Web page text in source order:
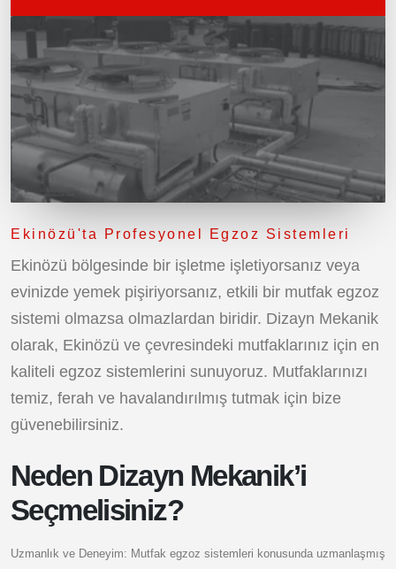
Ekinözü'ta Profesyonel Egzoz Sistemleri
Ekinözü bölgesinde bir işletme işletiyorsanız veya
evinizde yemek pişiriyorsanız, etkili bir mutfak egzoz
sistemi olmazsa olmazlardan biridir. Dizayn Mekanik
olarak, Ekinözü ve çevresindeki mutfaklarınız için en
kaliteli egzoz sistemlerini sunuyoruz. Mutfaklarınızı
temiz, ferah ve havalandırılmış tutmak için bize
güvenebilirsiniz.
Neden Dizayn Mekanik’i
Seçmelisiniz?
Uzmanlık ve Deneyim: Mutfak egzoz sistemleri konusunda uzmanlaşmış